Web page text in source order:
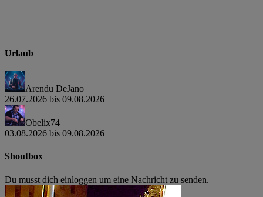
Urlaub
Arendu DeJano
26.07.2026 bis 09.08.2026
Obelix74
03.08.2026 bis 09.08.2026
Shoutbox
Du musst dich einloggen um eine Nachricht zu senden.